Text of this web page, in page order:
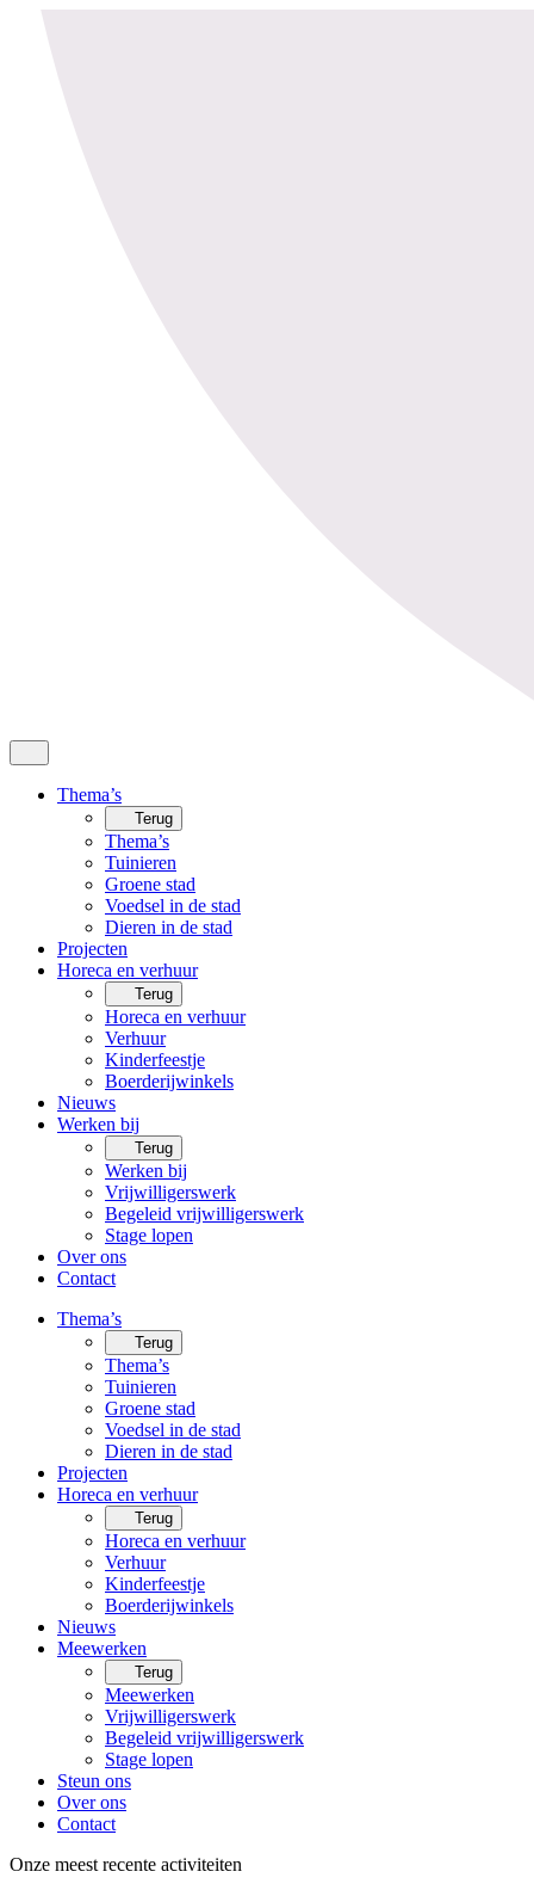
Thema’s
Terug
Thema’s
Tuinieren
Groene stad
Voedsel in de stad
Dieren in de stad
Projecten
Horeca en verhuur
Terug
Horeca en verhuur
Verhuur
Kinderfeestje
Boerderijwinkels
Nieuws
Werken bij
Terug
Werken bij
Vrijwilligerswerk
Begeleid vrijwilligerswerk
Stage lopen
Over ons
Contact
Thema’s
Terug
Thema’s
Tuinieren
Groene stad
Voedsel in de stad
Dieren in de stad
Projecten
Horeca en verhuur
Terug
Horeca en verhuur
Verhuur
Kinderfeestje
Boerderijwinkels
Nieuws
Meewerken
Terug
Meewerken
Vrijwilligerswerk
Begeleid vrijwilligerswerk
Stage lopen
Steun ons
Over ons
Contact
Onze meest recente activiteiten